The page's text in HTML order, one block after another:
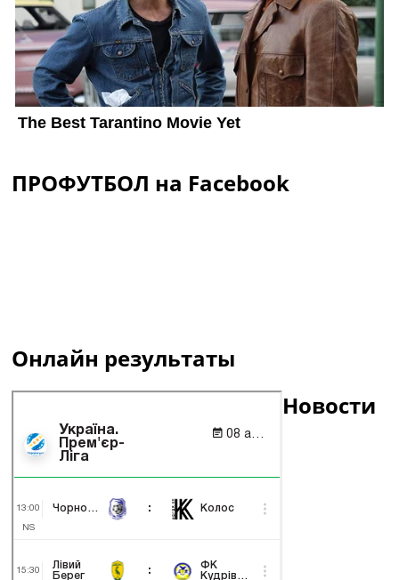
ПРОФУТБОЛ на Facebook
Онлайн результаты
Новости